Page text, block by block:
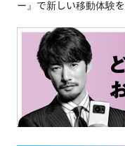
ー』で新しい移動体験